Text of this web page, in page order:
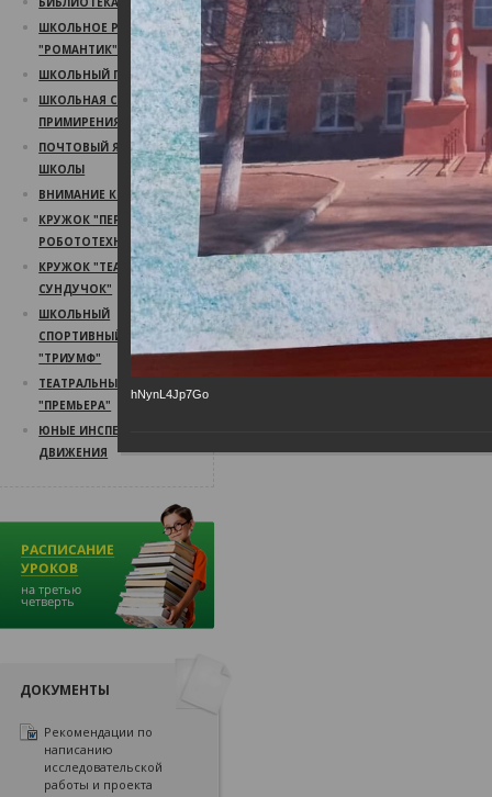
ШКОЛЬНОЕ РАДИО
"РОМАНТИК"
ШКОЛЬНЫЙ ПСИХОЛОГ
ШКОЛЬНАЯ СЛУЖБА
ПРИМИРЕНИЯ
ПОЧТОВЫЙ ЯЩИК
ШКОЛЫ
ВНИМАНИЕ КОНКУРС!
КРУЖОК "ПЕРВЫЙ ШАГ В
РОБОТОТЕХНИКУ"
КРУЖОК "ТЕАТРАЛЬНЫЙ
СУНДУЧОК"
ШКОЛЬНЫЙ
СПОРТИВНЫЙ КЛУБ
"ТРИУМФ"
ТЕАТРАЛЬНЫЙ КРУЖОК
"ПРЕМЬЕРА"
ЮНЫЕ ИНСПЕКТОРА
ДВИЖЕНИЯ
ДОКУМЕНТЫ
Рекомендации по
написанию
исследовательской
работы и проекта
hNynL4Jp7Go